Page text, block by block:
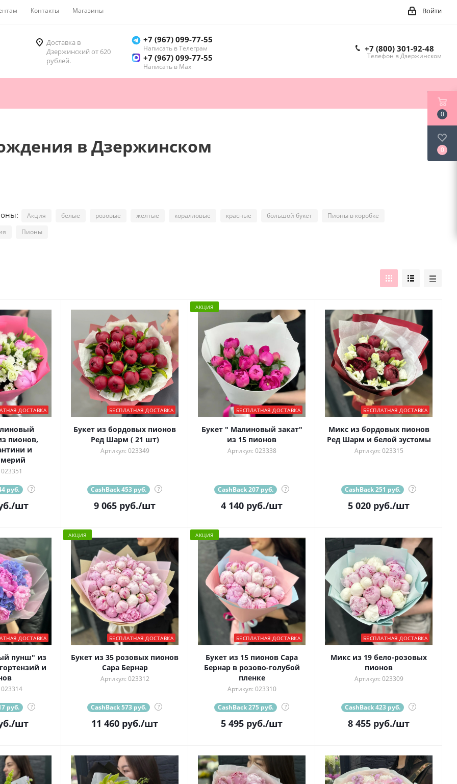
Контакты Магазины Войти
Доставка в
Дзержинский от 620
рублей.
+7 (967) 099-77-55
Написать в Телеграм
+7 (967) 099-77-55
Написать в Мах
+7 (800) 301-92-48
Телефон в Дзержинском
в Дзержинском
Акция белые розовые желтые коралловые красные большой букет
Пионы в коробке
Пионы
ДОСТАВКА
пионов,
и
руб. ?
/шт
БЕСПЛАТНАЯ ДОСТАВКА
Букет из бордовых пионов
Ред Шарм ( 21 шт)
Артикул: 023349
CashBack 453 руб. ?
9 065 руб./шт
АКЦИЯ
БЕСПЛАТНАЯ ДОСТАВКА
Букет " Малиновый закат"
из 15 пионов
Артикул: 023338
CashBack 207 руб. ?
4 140 руб./шт
БЕСПЛАТНАЯ ДОСТАВКА
Микс из бордовых пионов
Ред Шарм и белой эустомы
Артикул: 023315
CashBack 251 руб. ?
5 020 руб./шт
ДОСТАВКА
пунш" из
и
руб. ?
/шт
АКЦИЯ
БЕСПЛАТНАЯ ДОСТАВКА
Букет из 35 розовых пионов
Сара Бернар
Артикул: 023312
CashBack 573 руб. ?
11 460 руб./шт
АКЦИЯ
БЕСПЛАТНАЯ ДОСТАВКА
Букет из 15 пионов Сара
Бернар в розово-голубой
пленке
Артикул: 023310
CashBack 275 руб. ?
5 495 руб./шт
БЕСПЛАТНАЯ ДОСТАВКА
Микс из 19 бело-розовых
пионов
Артикул: 023309
CashBack 423 руб. ?
8 455 руб./шт
0
0